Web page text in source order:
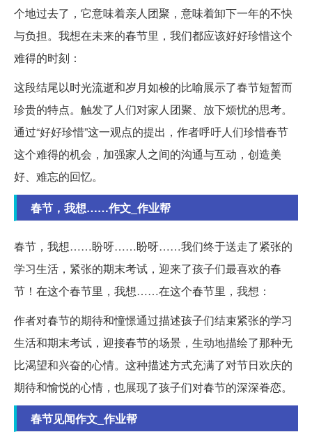
个地过去了，它意味着亲人团聚，意味着卸下一年的不快
与负担。我想在未来的春节里，我们都应该好好珍惜这个
难得的时刻：
这段结尾以时光流逝和岁月如梭的比喻展示了春节短暂而
珍贵的特点。触发了人们对家人团聚、放下烦忧的思考。
通过“好好珍惜”这一观点的提出，作者呼吁人们珍惜春节
这个难得的机会，加强家人之间的沟通与互动，创造美
好、难忘的回忆。
春节，我想……作文_作业帮
春节，我想……盼呀……盼呀……我们终于送走了紧张的
学习生活，紧张的期末考试，迎来了孩子们最喜欢的春
节！在这个春节里，我想……在这个春节里，我想：
作者对春节的期待和憧憬通过描述孩子们结束紧张的学习
生活和期末考试，迎接春节的场景，生动地描绘了那种无
比渴望和兴奋的心情。这种描述方式充满了对节日欢庆的
期待和愉悦的心情，也展现了孩子们对春节的深深眷恋。
春节见闻作文_作业帮